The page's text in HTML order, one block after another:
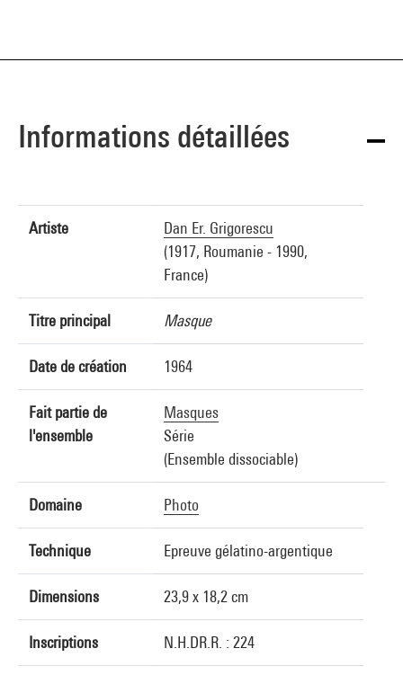
Informations détaillées
Artiste
Dan Er. Grigorescu
(1917, Roumanie - 1990,
France)
Titre principal Masque
Date de création 1964
Fait partie de
l'ensemble
Masques
Série
(Ensemble dissociable)
Domaine Photo
Technique Epreuve gélatino-argentique
Dimensions 23,9 x 18,2 cm
Inscriptions N.H.DR.R. : 224